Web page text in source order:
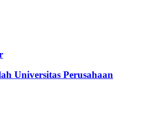
Universitas Perusahaan